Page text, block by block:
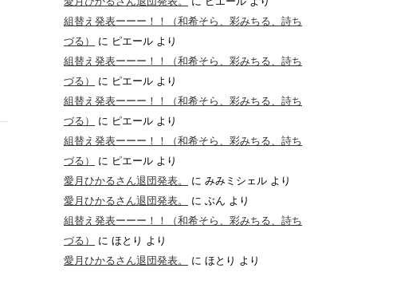
組替え発表ーーー！！（和希そら、彩みちる、詩ち
づる）
に ピエール より
組替え発表ーーー！！（和希そら、彩みちる、詩ち
づる）
に ピエール より
組替え発表ーーー！！（和希そら、彩みちる、詩ち
づる）
に ピエール より
組替え発表ーーー！！（和希そら、彩みちる、詩ち
づる）
に ピエール より
愛月ひかるさん退団発表。
に みみミシェル より
愛月ひかるさん退団発表。
に ぶん より
組替え発表ーーー！！（和希そら、彩みちる、詩ち
づる）
に ほとり より
愛月ひかるさん退団発表。
に ほとり より